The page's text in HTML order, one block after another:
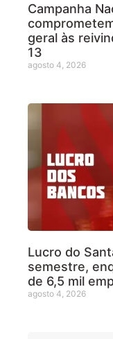
Campanha
geral às
13
agosto 4, 2026
Lucro do
semestre,
de 6,5 mil
agosto 4, 2026